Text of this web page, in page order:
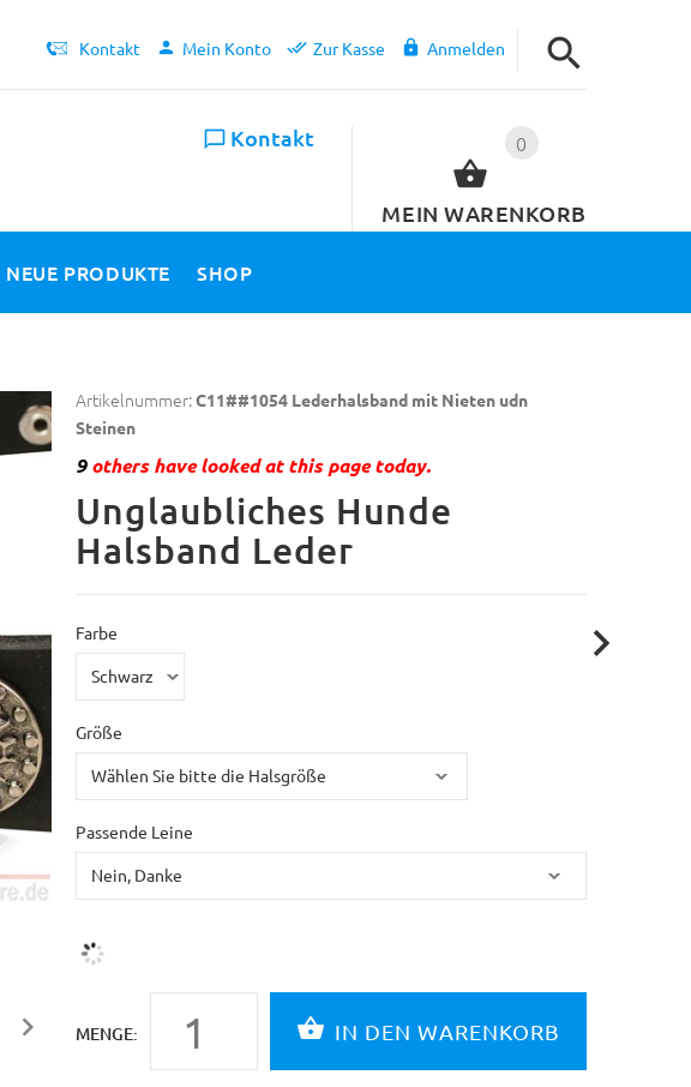
Kontakt Mein Konto Zur Kasse Anmelden
0
MEIN WARENKORB
Kontakt
NEUE PRODUKTE SHOP
Artikelnummer:C11##1054 Lederhalsband mit Nieten udn
Steinen
9others have looked at this page today.
Unglaubliches Hunde
Halsband Leder
Farbe
Größe
Passende Leine
MENGE: